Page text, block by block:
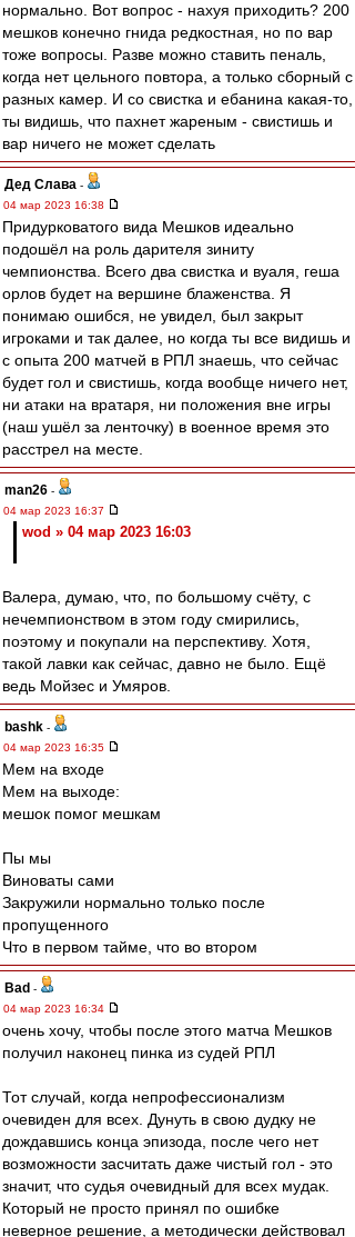
нормально. Вот вопрос - нахуя приходить? 200
мешков конечно гнида редкостная, но по вар
тоже вопросы. Разве можно ставить пеналь,
когда нет цельного повтора, а только сборный с
разных камер. И со свистка и ебанина какая-то,
ты видишь, что пахнет жареным - свистишь и
вар ничего не может сделать
Дед Слава -
04 мар 2023 16:38
Придурковатого вида Мешков идеально
подошёл на роль дарителя зиниту
чемпионства. Всего два свистка и вуаля, геша
орлов будет на вершине блаженства. Я
понимаю ошибся, не увидел, был закрыт
игроками и так далее, но когда ты все видишь и
с опыта 200 матчей в РПЛ знаешь, что сейчас
будет гол и свистишь, когда вообще ничего нет,
ни атаки на вратаря, ни положения вне игры
(наш ушёл за ленточку) в военное время это
расстрел на месте.
man26 -
04 мар 2023 16:37
wod » 04 мар 2023 16:03
Валера, думаю, что, по большому счёту, с
нечемпионством в этом году смирились,
поэтому и покупали на перспективу. Хотя,
такой лавки как сейчас, давно не было. Ещё
ведь Мойзес и Умяров.
bashk -
04 мар 2023 16:35
Мем на входе
Мем на выходе:
мешок помог мешкам
Пы мы
Виноваты сами
Закружили нормально только после
пропущенного
Что в первом тайме, что во втором
Bad -
04 мар 2023 16:34
очень хочу, чтобы после этого матча Мешков
получил наконец пинка из судей РПЛ
Тот случай, когда непрофессионализм
очевиден для всех. Дунуть в свою дудку не
дождавшись конца эпизода, после чего нет
возможности засчитать даже чистый гол - это
значит, что судья очевидный для всех мудак.
Который не просто принял по ошибке
неверное решение, а методически действовал